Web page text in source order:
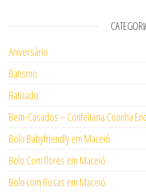
Aniversário
Batismo
Batizado
Bem-Casados – Confeitaria Cozinha
Bolo Babyfriendly em Maceió
Bolo Com flores em Maceió
Bolo com Rosas em Maceió